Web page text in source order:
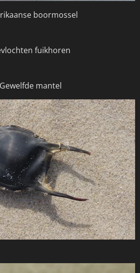
boormossel
fuikhoren
Gewelfde mantel